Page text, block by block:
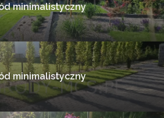
minimalistyczny
minimalistyczny